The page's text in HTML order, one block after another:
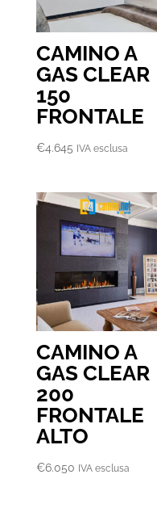
CAMINO A
GAS CLEAR
150
FRONTALE
€4.645 IVA esclusa
CAMINO A
GAS CLEAR
200
FRONTALE
ALTO
€6.050 IVA esclusa